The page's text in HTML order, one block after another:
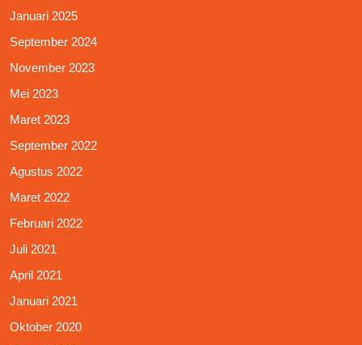
Januari 2025
September 2024
November 2023
Mei 2023
Maret 2023
September 2022
Agustus 2022
Maret 2022
Februari 2022
Juli 2021
April 2021
Januari 2021
Oktober 2020